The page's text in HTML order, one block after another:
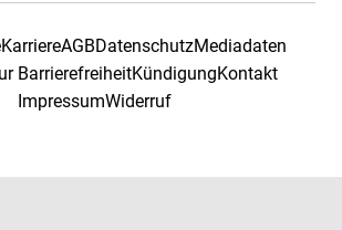
KarriereAGBDatenschutzMediadaten
BarrierefreiheitKündigungKontakt
ImpressumWiderruf